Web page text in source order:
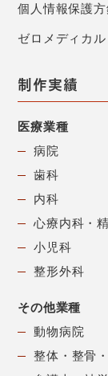
個人情報保護
ゼロメディカ
制作実績
医療業種
病院
歯科
内科
心療内科・
小児科
整形外科
その他業種
動物病院
整体・整骨